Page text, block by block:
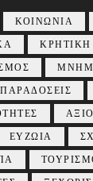
ΚΟΙΝΩΝΙΑ
ΚΡΗΤΙΚΗ
ΕΥΖΩΙΑ